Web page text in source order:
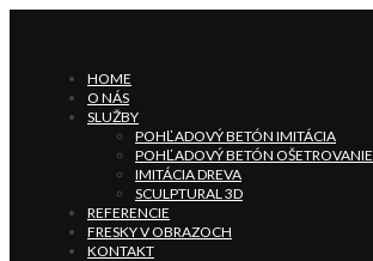
HOME
O NÁS
SLUŽBY
POHĽADOVÝ BETÓN IMITÁCIA
POHĽADOVÝ BETÓN OŠETROVANIE
IMITÁCIA DREVA
SCULPTURAL 3D
REFERENCIE
FRESKY V OBRAZOCH
KONTAKT